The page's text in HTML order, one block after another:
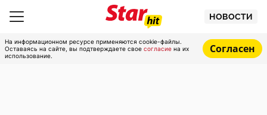
НОВОСТИ
На информационном ресурсе применяются cookie-файлы.
Оставаясь на сайте, вы подтверждаете свое согласие на их
использование.
Согласен